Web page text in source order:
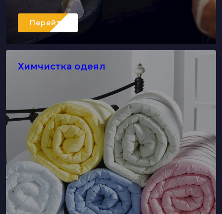
Перейти
Химчистка одеял